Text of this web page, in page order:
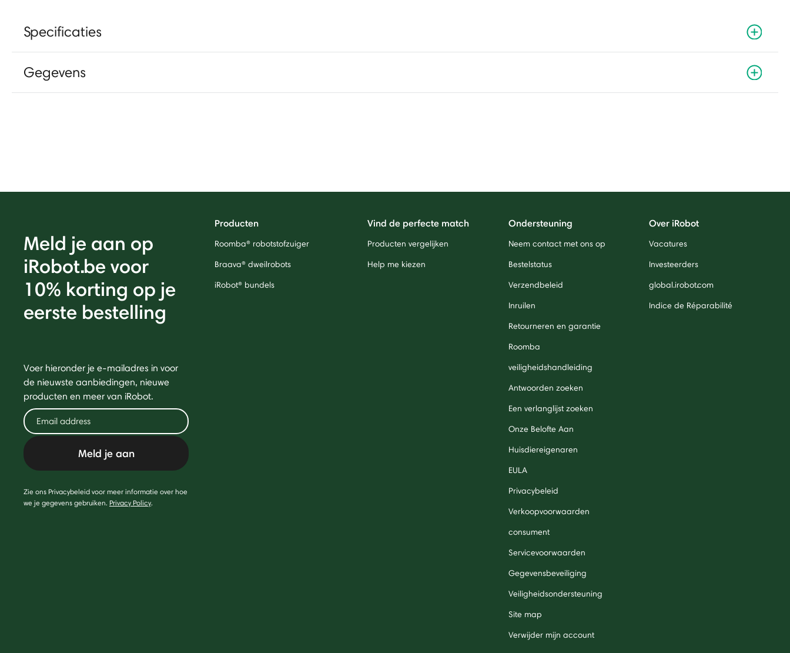
Specificaties
Gegevens
Meld je aan op
iRobot.be voor
10% korting op je
eerste bestelling
Voer hieronder je e-mailadres in voor
de nieuwste aanbiedingen, nieuwe
producten en meer van iRobot.
Meld je aan
Zie ons Privacybeleid voor meer informatie over hoe
we je gegevens gebruiken. Privacy Policy.
Producten
Roomba® robotstofzuiger
Braava® dweilrobots
iRobot® bundels
Vind de perfecte match
Producten vergelijken
Help me kiezen
Ondersteuning
Neem contact met ons op
Bestelstatus
Verzendbeleid
Inruilen
Retourneren en garantie
Roomba
veiligheidshandleiding
Antwoorden zoeken
Een verlanglijst zoeken
Onze Belofte Aan
Huisdiereigenaren
EULA
Privacybeleid
Verkoopvoorwaarden
consument
Servicevoorwaarden
Gegevensbeveiliging
Veiligheidsondersteuning
Site map
Verwijder mijn account
Over iRobot
Vacatures
Investeerders
global.irobot.com
Indice de Réparabilité